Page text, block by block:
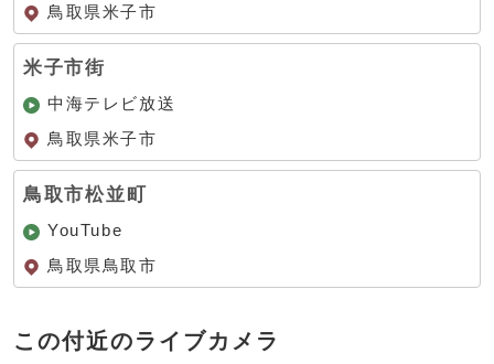
鳥取県米子市
米子市街
中海テレビ放送
鳥取県米子市
鳥取市松並町
YouTube
鳥取県鳥取市
この付近のライブカメラ